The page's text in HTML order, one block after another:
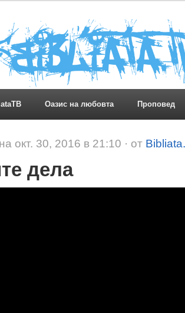
Оазис на любовта Проповед
окт. 30, 2016 в 21:10 · от
дела